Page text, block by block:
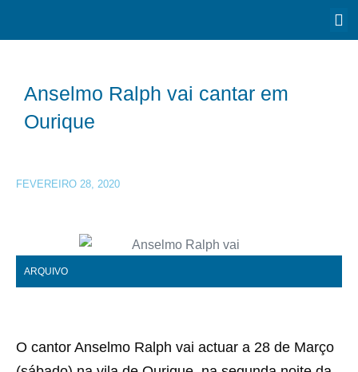
Anselmo Ralph vai cantar em
Ourique
FEVEREIRO 28, 2020
ARQUIVO
O cantor Anselmo Ralph vai actuar a 28 de Março